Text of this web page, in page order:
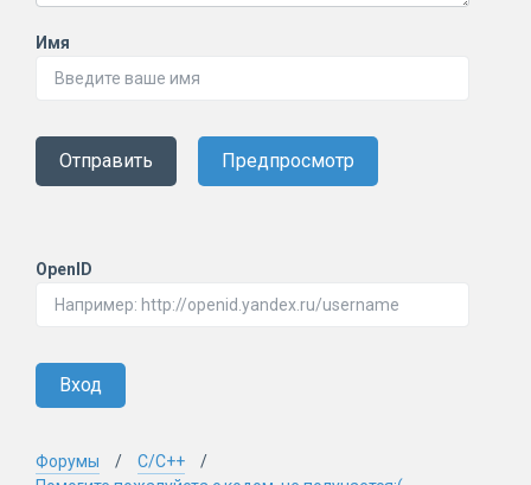
Имя
Отправить Предпросмотр
OpenID
Вход
Форумы
C/C++